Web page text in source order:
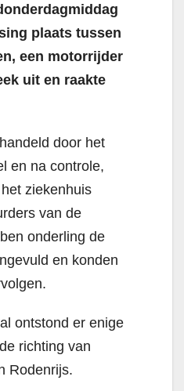
plaats tussen
een motorrijder
uit en raakte
door het
en na controle,
ziekenhuis
van de
onderling de
en konden
ontstond er enige
richting van
Rodenrijs.